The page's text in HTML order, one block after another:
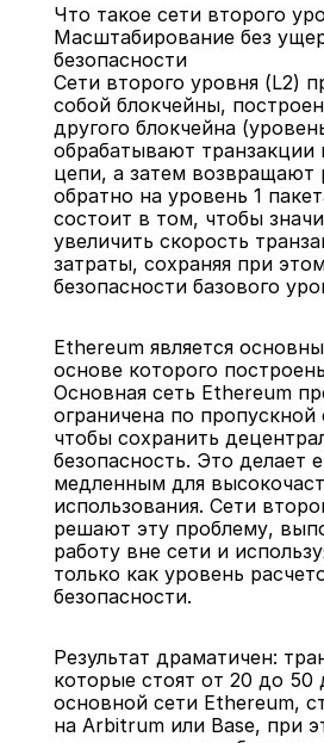
Назад
Что такое сети второго
Масштабирование без
безопасности
Сети второго уровня (L2)
собой блокчейны,
другого блокчейна
обрабатывают транзакции
цепи, а затем возвращают
обратно на уровень 1
состоит в том, чтобы
увеличить скорость
затраты, сохраняя при
безопасности базового
Ethereum является
основе которого
Основная сеть Ethereum
ограничена по пропускной
чтобы сохранить
безопасность. Это делает
медленным для
использования. Сети
решают эту проблему,
работу вне сети и
только как уровень
безопасности.
Результат драматичен:
которые стоят от 20 до 50
основной сети Ethereum,
на Arbitrum или Base, при